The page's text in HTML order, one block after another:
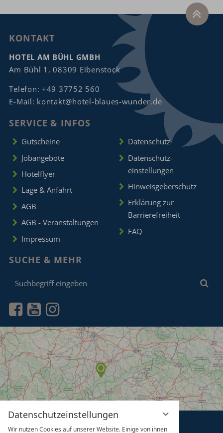
Datenschutzeinstellungen
Wir nutzen Cookies auf unserer Website. Einige von ihnen
KONTAKT
HOTEL AM BÜHL GMBH
Am Bühl 1, 08309 Eibenstock
Telefon:+49 37752 560
E-Mail: kontakt@hotel-blaues-wunder.de
SERVICE & INFOS
Gutscheine
Jobangebote
Hotelflyer
Lage & Anfahrt
AGB
AGB - Veranstaltungen
Impressum
Datenschutz
Datenschutz­
einstellungen
Hinweisgeberschutz
Erklärung zur
Barrierefreiheit
FAQ
SUCHE & MEHR
Suchbegriff
eingeben